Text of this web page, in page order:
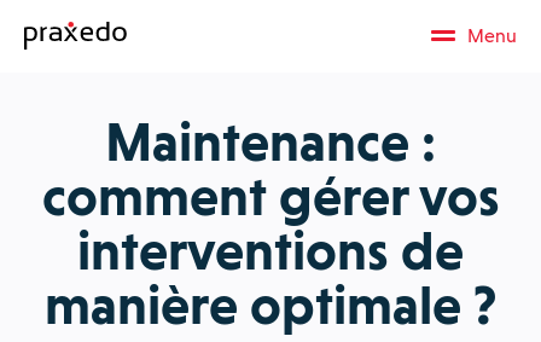
Menu
Maintenance :
comment gérer vos
interventions de
manière optimale ?